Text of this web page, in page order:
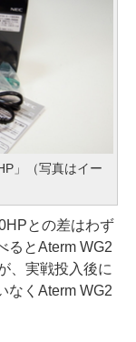
」（写真はイー
との差はわず
るとAterm WG2
、実戦投入後に
なくAterm WG2